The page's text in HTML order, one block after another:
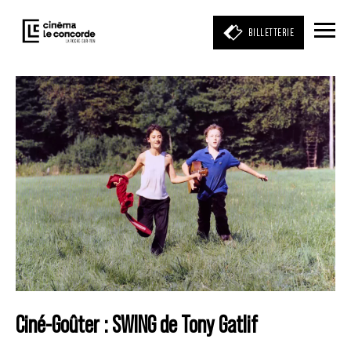
BILLETTERIE
Entrez votre mot clé
(film, réalisateur, acteur, événement)
Ciné-Goûter : SWING de Tony Gatlif